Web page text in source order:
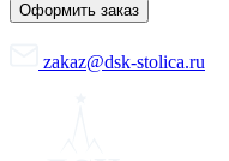
Оформить заказ
zakaz@dsk-stolica.ru